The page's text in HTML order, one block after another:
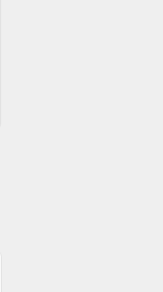
Để Bàn | Phượng Vũ